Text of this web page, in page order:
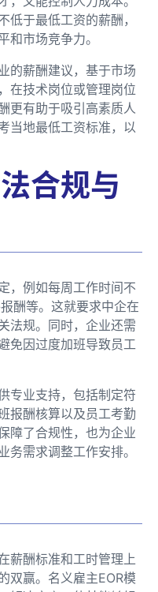
低于最低工资的薪酬，
和市场竞争力。
的薪酬建议，基于市场
在技术岗位或管理岗位
更有助于吸引高素质人
当地最低工资标准，以
合规与
，例如每周工作时间不
酬等。这就要求中企在
法规。同时，企业还需
免因过度加班导致员工
专业支持，包括制定符
报酬核算以及员工考勤
障了合规性，也为企业
务需求调整工作安排。
薪酬标准和工时管理上
双赢。名义雇主EOR模